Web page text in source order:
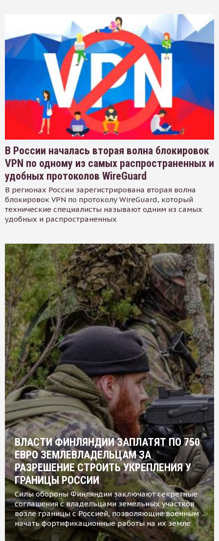
В России началась вторая волна блокировок
VPN по одному из самых распространенных и
удобных протоколов WireGuard
В регионах России зарегистрирована вторая волна
блокировок VPN по протоколу WireGuard, который
технические специалисты называют одним из самых
удобных и распространенных
ВЛАСТИ ФИНЛЯНДИИ ЗАПЛАТЯТ ПО 750
ЕВРО ЗЕМЛЕВЛАДЕЛЬЦАМ ЗА
РАЗРЕШЕНИЕ СТРОИТЬ УКРЕПЛЕНИЯ У
ГРАНИЦЫ РОССИИ
Силы обороны Финляндии заключают секретные
соглашения с владельцами земельных участков
возле границы с Россией, позволяющие военным
начать фортификационные работы на их земле